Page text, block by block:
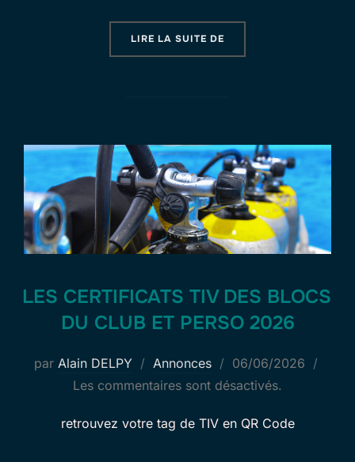
LIRE LA SUITE DE
LES CERTIFICATS TIV DES BLOCS
DU CLUB ET PERSO 2026
par Alain DELPY Annonces
Publié
le
06/06/2026
Les commentaires sont désactivés.
retrouvez votre tag de TIV en QR Code